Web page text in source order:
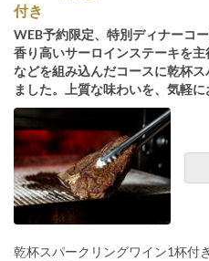
付き
WEB予約限定、特別ディナーコー
香り高いサーロインステーキを
などを組み込んだコースに乾杯
ました。上質な味わいを、気軽に
乾杯スパークリングワイン1杯付き